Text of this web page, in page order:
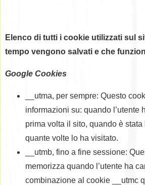
Elenco di tutti i cookie utilizzati sul
tempo vengono salvati e che
Google Cookies
__utma, per sempre: Questo
informazioni su: quando l’utente
prima volta il sito, quando è stata
quante volte lo ha visitato.
__utmb, fino a fine sessione:
memorizza quando l’utente ha
combinazione al cookie __utmc